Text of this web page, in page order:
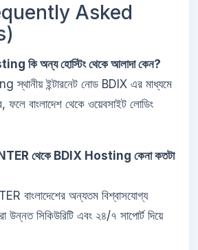
Asked
কি অন্য হোস্টিং থেকে আলাদা কেন?
ইন্টারনেট নোড BDIX এর মাধ্যমে
ফলে বাংলাদেশ থেকে ওয়েবসাইট লোডিং
থেকে BDIX Hosting কেনা কতটা
বাংলাদেশের অন্যতম বিশ্বাসযোগ্য
উন্নত সিকিউরিটি এবং ২৪/৭ সাপোর্ট দিয়ে